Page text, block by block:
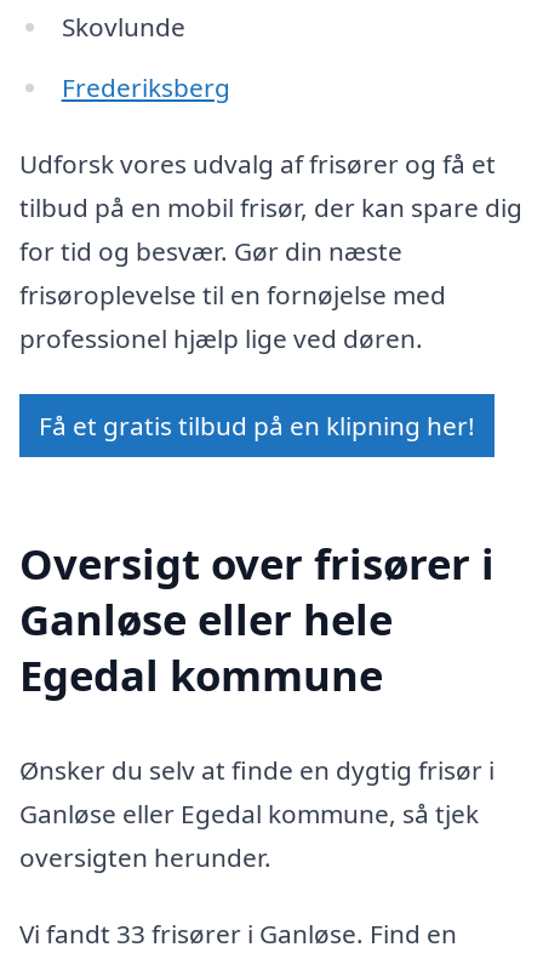
Skovlunde
Frederiksberg
Udforsk vores udvalg af frisører og få et
tilbud på en mobil frisør, der kan spare dig
for tid og besvær. Gør din næste
frisøroplevelse til en fornøjelse med
professionel hjælp lige ved døren.
Få et gratis tilbud på en klipning her!
Oversigt over frisører i
Ganløse eller hele
Egedal kommune
Ønsker du selv at finde en dygtig frisør i
Ganløse eller Egedal kommune, så tjek
oversigten herunder.
Vi fandt 33 frisører i Ganløse. Find en